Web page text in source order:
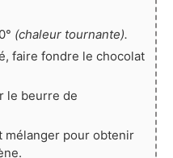
(chaleur tournante).
faire fondre le chocolat
le beurre de
mélanger pour obtenir